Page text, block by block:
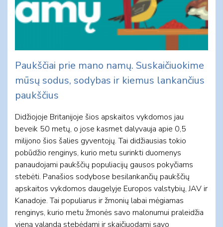
Paukščiai prie mano namų. Suskaičiuokime
mūsų sodus, sodybas ir kiemus lankančius
paukščius
Didžiojoje Britanijoje šios apskaitos vykdomos jau
beveik 50 metų, o jose kasmet dalyvauja apie 0,5
milijono šios šalies gyventojų. Tai didžiausias tokio
pobūdžio renginys, kurio metu surinkti duomenys
panaudojami paukščių populiacijų gausos pokyčiams
stebėti. Panašios sodybose besilankančių paukščių
apskaitos vykdomos daugelyje Europos valstybių, JAV ir
Kanadoje. Tai populiarus ir žmonių labai mėgiamas
renginys, kurio metu žmonės savo malonumui praleidžia
vieną valandą stebėdami ir skaičiuodami savo